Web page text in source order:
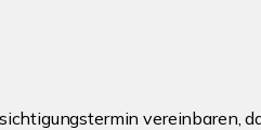
vereinbaren,